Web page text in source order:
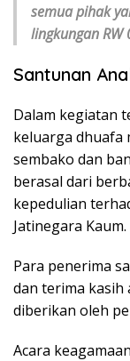
semua pihak
lingkungan RW
Santunan
Dalam kegiatan
keluarga dhuafa
sembako dan
berasal dari
kepedulian
Jatinegara Kaum.
Para penerima
dan terima kasih
diberikan oleh
Acara